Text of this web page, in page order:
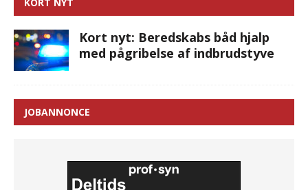
Kort nyt: Beredskabs båd hjalp
med pågribelse af indbrudstyve
JOBANNONCE